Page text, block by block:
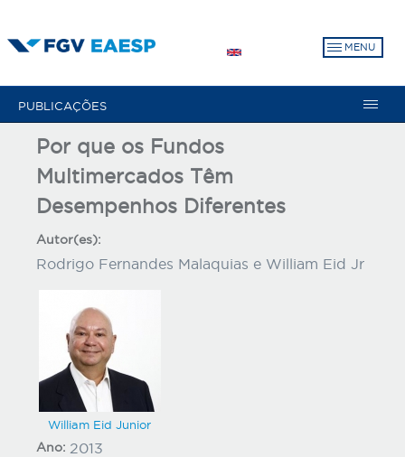
para
MENU
PUBLICAÇÕES
Por que os Fundos
Multimercados Têm
Desempenhos Diferentes
Autor(es):
Rodrigo Fernandes Malaquias e William Eid Jr
William Eid Junior
Ano: 2013